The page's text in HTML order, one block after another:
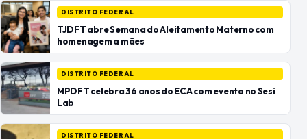
DISTRITO FEDERAL
TJDFT abre Semana do Aleitamento Materno com
homenagem a mães
DISTRITO FEDERAL
MPDFT celebra 36 anos do ECA com evento no Sesi
Lab
DISTRITO FEDERAL